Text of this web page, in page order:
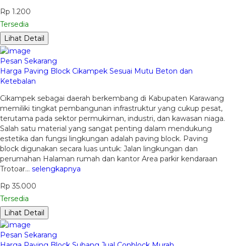
Rp 1.200
Tersedia
Lihat Detail
Pesan Sekarang
Harga Paving Block Cikampek Sesuai Mutu Beton dan
Ketebalan
Cikampek sebagai daerah berkembang di Kabupaten Karawang
memiliki tingkat pembangunan infrastruktur yang cukup pesat,
terutama pada sektor permukiman, industri, dan kawasan niaga.
Salah satu material yang sangat penting dalam mendukung
estetika dan fungsi lingkungan adalah paving block. Paving
block digunakan secara luas untuk: Jalan lingkungan dan
perumahan Halaman rumah dan kantor Area parkir kendaraan
Trotoar… selengkapnya
Rp 35.000
Tersedia
Lihat Detail
Pesan Sekarang